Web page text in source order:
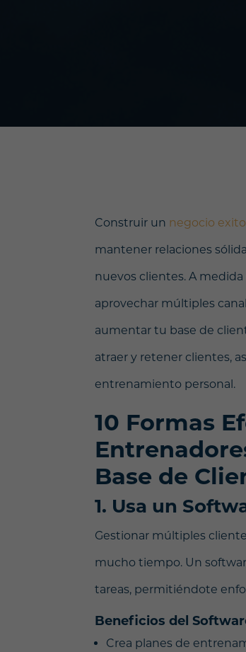
Construir un negocio
mantener relaciones
nuevos clientes. A
aprovechar múltiples
aumentar tu base de
atraer y retener clientes,
entrenamiento personal.
10 Formas
Base de
1. Usa un
Gestionar múltiples
mucho tiempo. Un
tareas, permitiéndote
Beneficios del
Crea planes de